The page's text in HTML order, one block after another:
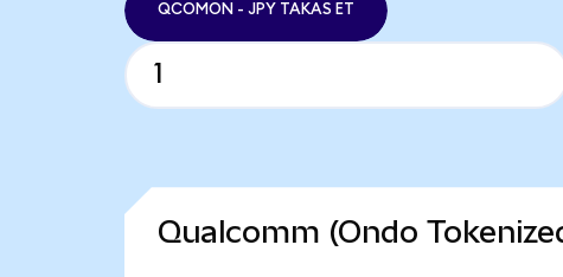
QCOMON - JPY TAKAS ET
Qualcomm (Ondo